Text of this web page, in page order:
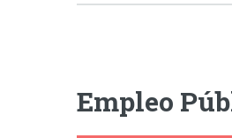
Empleo